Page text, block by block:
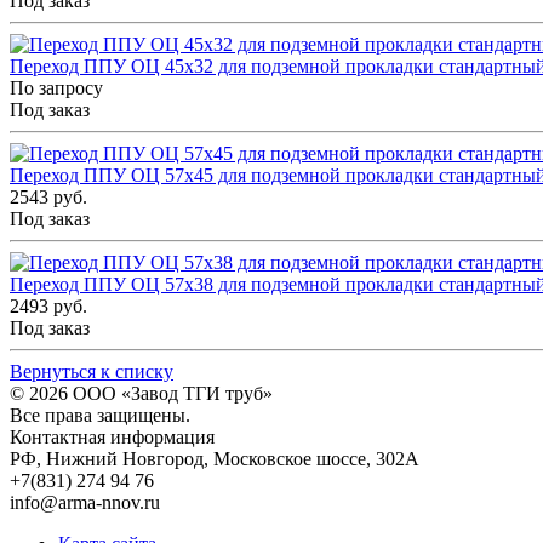
Переход ППУ ОЦ 45x32 для подземной прокладки
По запросу
Под заказ
Переход ППУ ОЦ 57x45 для подземной прокладки
2543 руб.
Под заказ
Переход ППУ ОЦ 57x38 для подземной прокладки
2493 руб.
Под заказ
Вернуться к списку
© 2026 ООО «Завод ТГИ труб»
Все права защищены.
Контактная информация
РФ, Нижний Новгород, Московское шоссе, 302А
+7(831) 274 94 76
info@arma-nnov.ru